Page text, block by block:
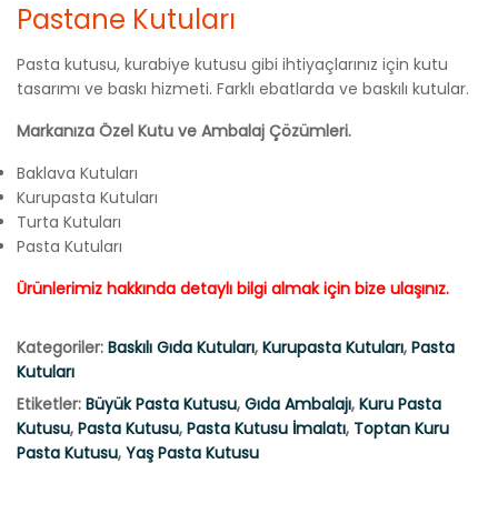
Pastane Kutuları
Pasta kutusu, kurabiye kutusu gibi ihtiyaçlarınız için kutu
tasarımı ve baskı hizmeti. Farklı ebatlarda ve baskılı kutular.
Markanıza Özel Kutu ve Ambalaj Çözümleri.
Baklava Kutuları
Kurupasta Kutuları
Turta Kutuları
Pasta Kutuları
Ürünlerimiz hakkında detaylı bilgi almak için bize ulaşınız.
Kategoriler: Baskılı Gıda Kutuları, Kurupasta Kutuları, Pasta
Kutuları
Etiketler: Büyük Pasta Kutusu, Gıda Ambalajı, Kuru Pasta
Kutusu, Pasta Kutusu, Pasta Kutusu İmalatı, Toptan Kuru
Pasta Kutusu, Yaş Pasta Kutusu